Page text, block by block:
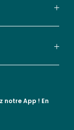
notre App ! En